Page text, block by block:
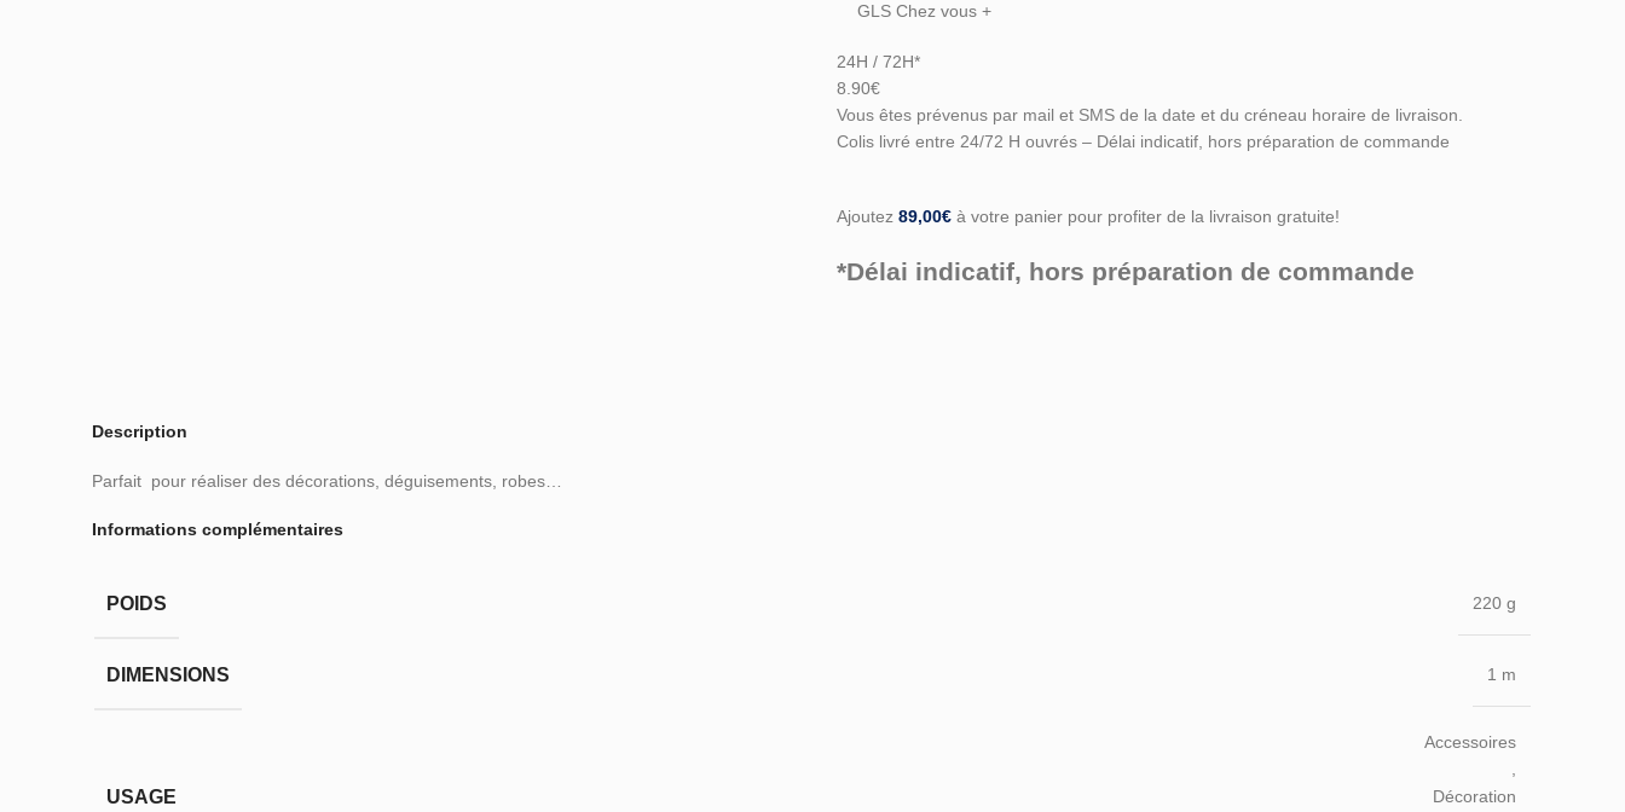
GLS Chez vous +
24H / 72H*
8.90€
Vous êtes prévenus par mail et SMS de la date et du créneau horaire de livraison.
Colis livré entre 24/72 H ouvrés – Délai indicatif, hors préparation de commande
Ajoutez 89,00€ à votre panier pour profiter de la livraison gratuite!
*Délai indicatif, hors préparation de commande
Description
Parfait pour réaliser des décorations, déguisements, robes…
Informations complémentaires
POIDS 220 g
DIMENSIONS 1 m
USAGE
Accessoires
Décoration